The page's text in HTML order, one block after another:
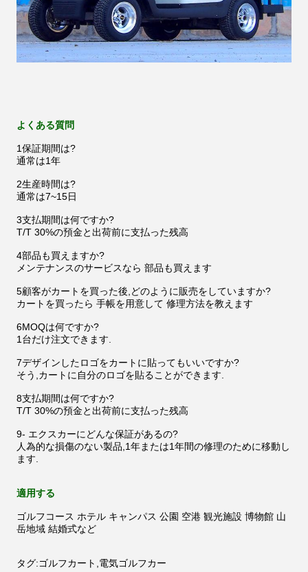
よくある質問
1保証期間は?
通常は1年
2生産時間は?
通常は7~15日
3支払期間は何ですか?
T/T 30%の預金と出荷前に支払った残高
4部品も買えますか?
メンテナンスのサービスなら 部品も買えます
5顧客がカートを買った後,どのように販売をしていますか?
カートを買ったら 手帳を用意して 修理方法を教えます
6MOQは何ですか?
1台だけ注文できます.
7デザインしたロゴをカートに貼ってもいいですか?
そう,カートに自分のロゴを貼ることができます.
8支払期間は何ですか?
T/T 30%の預金と出荷前に支払った残高
9- エクスカーにどんな保証があるの?
人為的な損傷のない製品,1年または1年間の修理のために移動し
ます.
適用する
ゴルフコース ホテル キャンパス 公園 空港 観光施設 博物館 山
岳地域 結婚式など
タグ:ゴルフカート,電気ゴルフカー